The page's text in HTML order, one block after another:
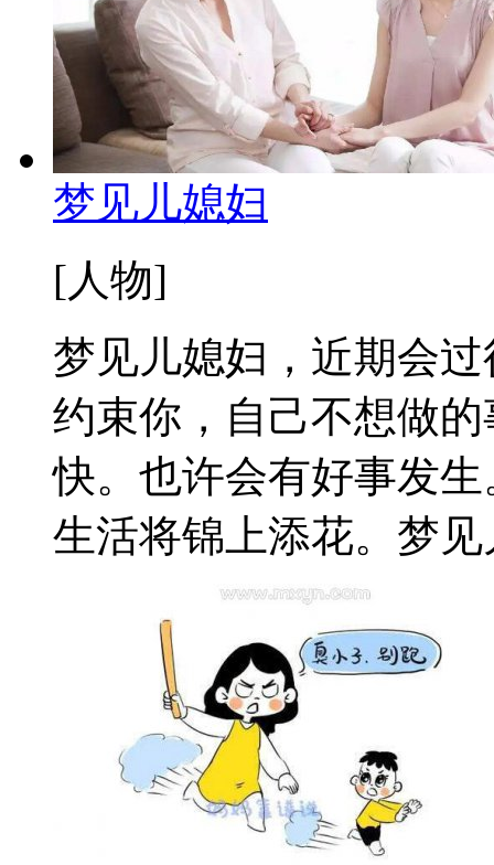
梦见儿媳妇
[人物]
梦见儿媳妇，近期会
约束你，自己不想做
快。也许会有好事发
生活将锦上添花。梦